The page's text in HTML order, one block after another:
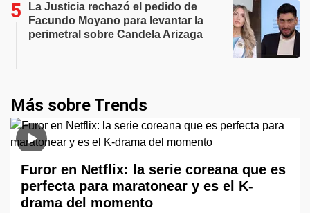
La Justicia rechazó el pedido de
Facundo Moyano para levantar la
perimetral sobre Candela Arizaga
Más sobre Trends
Furor en Netflix: la serie coreana que es
perfecta para maratonear y es el K-
drama del momento